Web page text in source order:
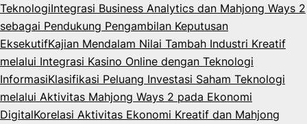
TeknologiIntegrasi Business Analytics dan Mahjong Ways 2
sebagai Pendukung Pengambilan Keputusan
EksekutifKajian Mendalam Nilai Tambah Industri Kreatif
melalui Integrasi Kasino Online dengan Teknologi
InformasiKlasifikasi Peluang Investasi Saham Teknologi
melalui Aktivitas Mahjong Ways 2 pada Ekonomi
DigitalKorelasi Aktivitas Ekonomi Kreatif dan Mahjong